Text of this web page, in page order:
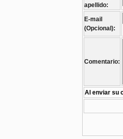
apellido:
E-mail
(Opcional):
Comentario:
Al enviar su